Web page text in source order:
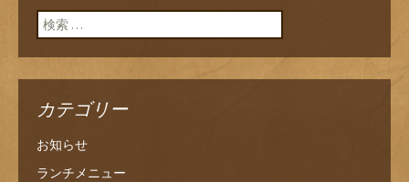
検索:
カテゴリー
お知らせ
ランチメニュー